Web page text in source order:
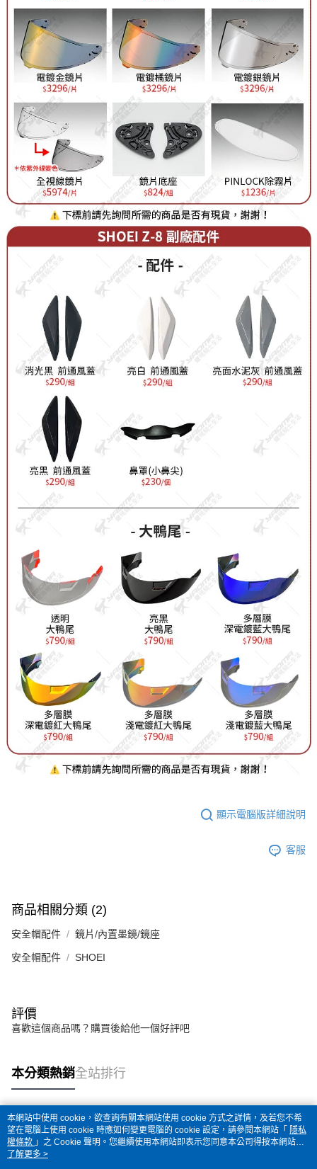
顯示電腦版詳細說明
客服
商品相關分類 (2)
安全帽配件 鏡片/內置墨鏡/鏡座
安全帽配件 SHOEI
評價
喜歡這個商品嗎？購買後給他一個好評吧
本分類熱銷全站排行
熱門標籤
本網站中使用 cookie，欲查詢有關本網站使用 cookie 方式之詳情，及若您不希
望在電腦上使用 cookie 時應如何變更電腦的 cookie 設定，請參閱本網站「 隱私
權條款 」之 Cookie 聲明。您繼續使用本網站即表示您同意本公司得按本網站使
用條款之 Cookie 聲明使用 cookie。
了解更多 >